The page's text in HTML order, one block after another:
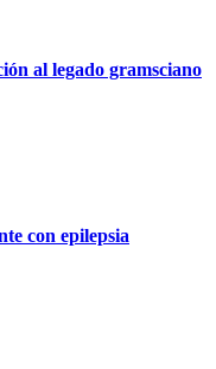
al legado gramsciano
con epilepsia